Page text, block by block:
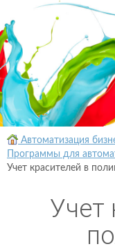
Автоматизация
Программы для
Учет красителей в
Учет